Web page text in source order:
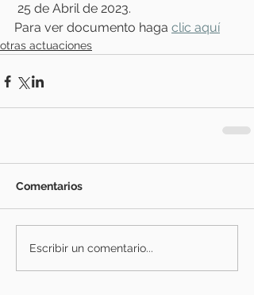
25 de Abril de 2023.
Para ver documento haga clic aquí
otras actuaciones
Comentarios
Escribir un comentario...